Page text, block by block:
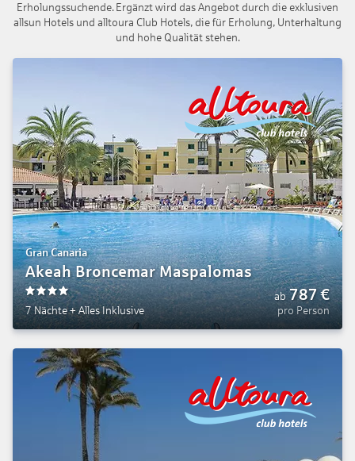
Erholungssuchende. Ergänzt wird das Angebot durch die exklusiven
allsun Hotels und alltoura Club Hotels, die für Erholung, Unterhaltung
und hohe Qualität stehen.
Gran Canaria
Akeah Broncemar Maspalomas
4
7 Nächte+Alles Inklusive
ab 787€
pro Person